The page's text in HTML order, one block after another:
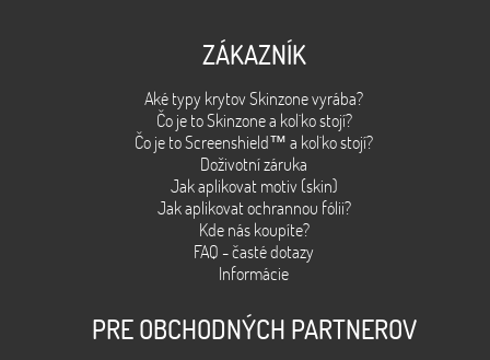
ZÁKAZNÍK
Aké typy krytov Skinzone vyrába?
Čo je to Skinzone a kol´ko stojí?
Čo je to Screenshield™ a kol´ko stojí?
Doživotní záruka
Jak aplikovat motiv (skin)
Jak aplikovat ochrannou fólii?
Kde nás koupíte?
FAQ - časté dotazy
Informácie
PRE OBCHODNÝCH PARTNEROV